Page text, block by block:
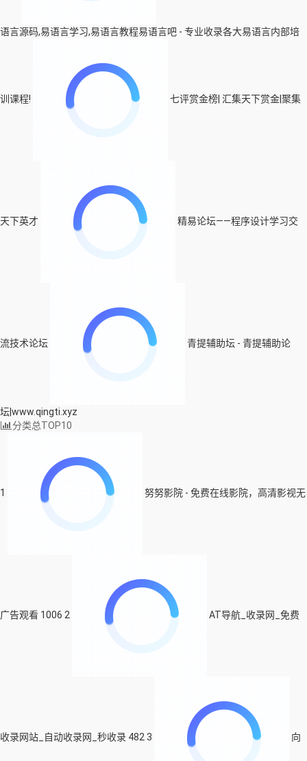
语言源码,易语言学习,易语言教程易语言吧 - 专业收录各大易语言内部培
训课程! 七评赏金榜| 汇集天下赏金|聚集
天下英才 精易论坛——程序设计学习交
流技术论坛 青提辅助坛 - 青提辅助论
坛|www.qingti.xyz
分类总TOP10
1 努努影院 - 免费在线影院，高清影视无
广告观看 1006 2 AT导航_收录网_免费
收录网站_自动收录网_秒收录 482 3 向